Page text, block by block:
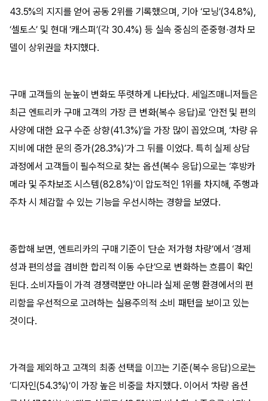
43.5%의 지지를 얻어 공동 2위를 기록했으며, 기아 ‘모닝’(34.8%),
‘셀토스’ 및 현대 ‘캐스퍼’(각 30.4%) 등 실속 중심의 준중형·경차 모
델이 상위권을 차지했다.
구매 고객들의 눈높이 변화도 뚜렷하게 나타났다. 세일즈매니저들은
최근 엔트리카 구매 고객의 가장 큰 변화(복수 응답)로 ‘안전 및 편의
사양에 대한 요구 수준 상향(41.3%)’을 가장 많이 꼽았으며, ‘차량 유
지비에 대한 문의 증가(28.3%)’가 그 뒤를 이었다. 특히 실제 상담
과정에서 고객들이 필수적으로 찾는 옵션(복수 응답)으로는 ‘후방카
메라 및 주차보조 시스템(82.8%)’이 압도적인 1위를 차지해, 주행과
주차 시 체감할 수 있는 기능을 우선시하는 경향을 보였다.
종합해 보면, 엔트리카의 구매 기준이 ‘단순 저가형 차량’에서 ‘경제
성과 편의성을 겸비한 합리적 이동 수단’으로 변화하는 흐름이 확인
된다. 소비자들이 가격 경쟁력뿐만 아니라 실제 운행 환경에서의 편
리함을 우선적으로 고려하는 실용주의적 소비 패턴을 보이고 있는
것이다.
가격을 제외하고 고객의 최종 선택을 이끄는 기준(복수 응답)으로는
‘디자인(54.3%)’이 가장 높은 비중을 차지했다. 이어서 ‘차량 옵션